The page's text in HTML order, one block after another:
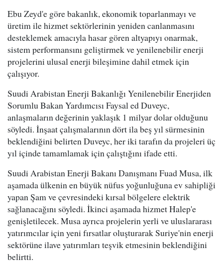
Ebu Zeyd'e göre bakanlık, ekonomik toparlanmayı ve
üretim ile hizmet sektörlerinin yeniden canlanmasını
desteklemek amacıyla hasar gören altyapıyı onarmak,
sistem performansını geliştirmek ve yenilenebilir enerji
projelerini ulusal enerji bileşimine dahil etmek için
çalışıyor.
Suudi Arabistan Enerji Bakanlığı Yenilenebilir Enerjiden
Sorumlu Bakan Yardımcısı Faysal ed Duveyc,
anlaşmaların değerinin yaklaşık 1 milyar dolar olduğunu
söyledi. İnşaat çalışmalarının dört ila beş yıl sürmesinin
beklendiğini belirten Duveyc, her iki tarafın da projeleri üç
yıl içinde tamamlamak için çalıştığını ifade etti.
Suudi Arabistan Enerji Bakanı Danışmanı Fuad Musa, ilk
aşamada ülkenin en büyük nüfus yoğunluğuna ev sahipliği
yapan Şam ve çevresindeki kırsal bölgelere elektrik
sağlanacağını söyledi. İkinci aşamada hizmet Halep'e
genişletilecek. Musa ayrıca projelerin yerli ve uluslararası
yatırımcılar için yeni fırsatlar oluşturarak Suriye'nin enerji
sektörüne ilave yatırımları teşvik etmesinin beklendiğini
belirtti.